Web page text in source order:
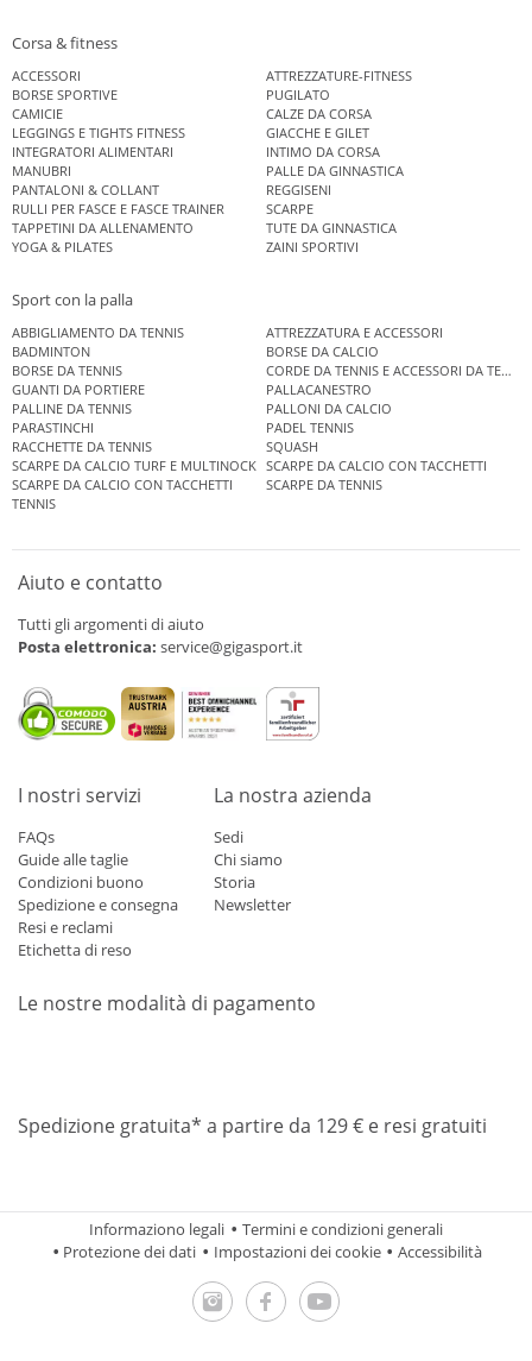
Corsa & fitness
ACCESSORI
ATTREZZATURE-FITNESS
BORSE SPORTIVE
PUGILATO
CAMICIE
CALZE DA CORSA
LEGGINGS E TIGHTS FITNESS
GIACCHE E GILET
INTEGRATORI ALIMENTARI
INTIMO DA CORSA
MANUBRI
PALLE DA GINNASTICA
PANTALONI & COLLANT
REGGISENI
RULLI PER FASCE E FASCE TRAINER
SCARPE
TAPPETINI DA ALLENAMENTO
TUTE DA GINNASTICA
YOGA & PILATES
ZAINI SPORTIVI
Sport con la palla
ABBIGLIAMENTO DA TENNIS
ATTREZZATURA E ACCESSORI
BADMINTON
BORSE DA CALCIO
BORSE DA TENNIS
CORDE DA TENNIS E ACCESSORI DA TENNIS
GUANTI DA PORTIERE
PALLACANESTRO
PALLINE DA TENNIS
PALLONI DA CALCIO
PARASTINCHI
PADEL TENNIS
RACCHETTE DA TENNIS
SQUASH
SCARPE DA CALCIO TURF E MULTINOCK SCARPE DA CALCIO CON TACCHETTI
SCARPE DA CALCIO CON TACCHETTI
SCARPE DA TENNIS
TENNIS
Aiuto e contatto
Tutti gli argomenti di aiuto
Posta elettronica: service@gigasport.it
I nostri servizi
FAQs
Guide alle taglie
Condizioni buono
Spedizione e consegna
Resi e reclami
Etichetta di reso
La nostra azienda
Sedi
Chi siamo
Storia
Newsletter
Le nostre modalità di pagamento
Spedizione gratuita* a partire da 129 € e resi gratuiti
Informaziono legali
Termini e condizioni generali
Protezione dei dati
Impostazioni dei cookie Accessibilità